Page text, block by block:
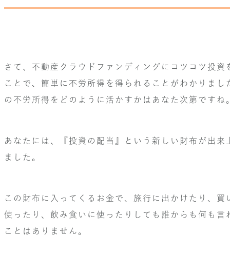
さて、不動産クラウドファンディングにコツコツ投資
ことで、簡単に不労所得を得られることがわかりまし
の不労所得をどのように活かすかはあなた次第ですね
あなたには、『投資の配当』という新しい財布が出来
ました。
この財布に入ってくるお金で、旅行に出かけたり、買
使ったり、飲み食いに使ったりしても誰からも何も言
ことはありません。